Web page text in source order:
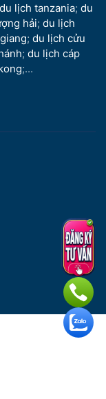
du lịch tanzania; du
hải; du lịch
; du lịch cửu
; du lịch cáp
;...